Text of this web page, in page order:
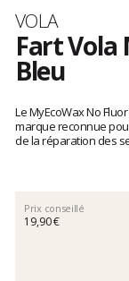
Marque
VOLA
Fart Vola
Bleu
avis
clients
Le MyEcoWax No
marque reconnue
de la réparation des
Prix conseillé
19,90 €